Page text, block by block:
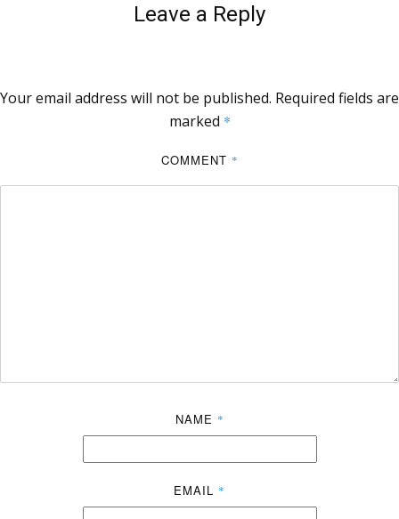
Leave a Reply
Your email address will not be published. Required fields are
marked *
COMMENT *
NAME *
EMAIL *